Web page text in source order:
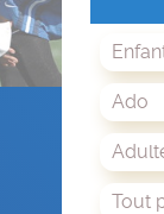
Ado
Tout